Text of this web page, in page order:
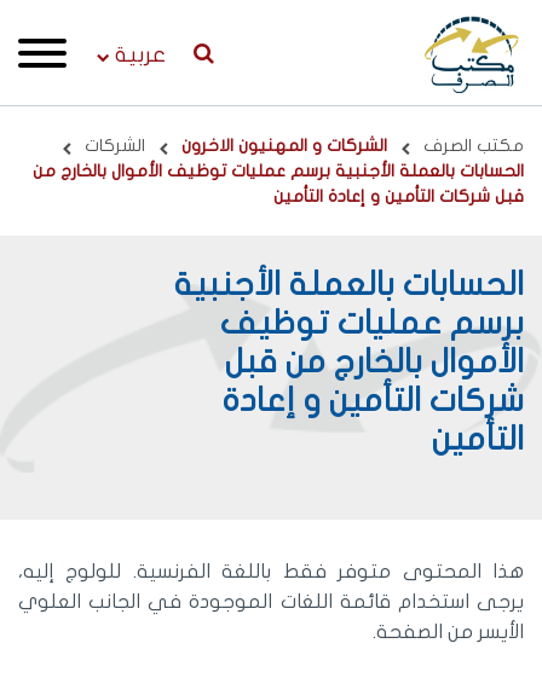
عربية
Breadcrumb
مكتب الصرف الشركات و المهنيون الاخرون
الشركات
الحسابات بالعملة الأجنبية برسم عمليات توظيف الأموال بالخارج من
قبل شركات التأمين و إعادة التأمين
الحسابات بالعملة الأجنبية
برسم عمليات توظيف
الأموال بالخارج من قبل
شركات التأمين و إعادة
التأمين
هذا المحتوى متوفر فقط باللغة الفرنسية. للولوج إليه،
يرجى استخدام قائمة اللغات الموجودة في الجانب العلوي
الأيسر من الصفحة.